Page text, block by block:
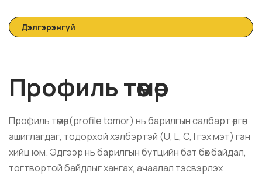
Дэлгэрэнгүй
Профиль төмөр
Профиль төмөр(profiletomor) нь барилгын салбарт өргөн
ашиглагдаг, тодорхой хэлбэртэй (U, L, C, I гэх мэт) ган
хийц юм. Эдгээр нь барилгын бүтцийн бат бөх байдал,
тогтвортой байдлыг хангах, ачаалал тэсвэрлэх